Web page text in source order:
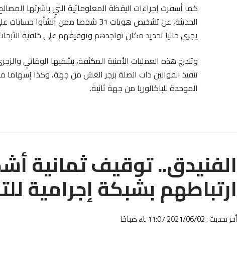
كما أسفرت إجراءات اليقظة المعلوماتية التي باشرتها
الحديثة، عن تشخيص هويات 31 شخصا
يجري حاليا تحديد مكان تواجدهم وتوقيفهم على خلفية
وتندرج هذه العمليات الأمنية المكثفة، بشقيها الوقائي
تنفيذ القوانين ذات الصلة بزجر الغش من جهة، وكذا إسهاما
الموحدة للباكالوريا من جهة ثانية.
الفنيدق.. توقيف ثمانية
ارتباطهم بشبكة إجرامية
أخر تحديث : 2021/06/02 at 11:07 صباحًا